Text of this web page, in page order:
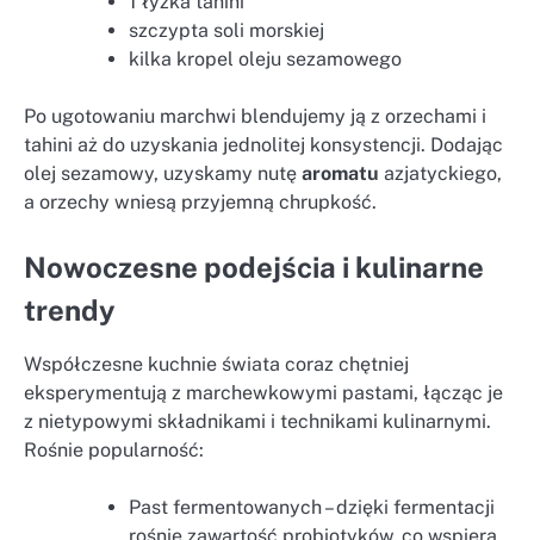
szczypta soli morskiej
kilka kropel oleju sezamowego
Po ugotowaniu marchwi blendujemy ją z orzechami i
tahini aż do uzyskania jednolitej konsystencji. Dodając
olej sezamowy, uzyskamy nutę aromatu azjatyckiego,
a orzechy wniesą przyjemną chrupkość.
Nowoczesne podejścia i kulinarne
trendy
Współczesne kuchnie świata coraz chętniej
eksperymentują z marchewkowymi pastami, łącząc je
z nietypowymi składnikami i technikami kulinarnymi.
Rośnie popularność:
Past fermentowanych – dzięki fermentacji